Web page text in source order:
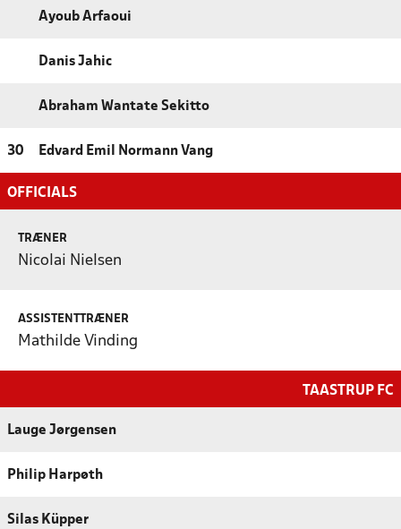
Ayoub Arfaoui
Danis Jahic
Abraham Wantate Sekitto
30 Edvard Emil Normann Vang
OFFICIALS
TRÆNER
Nicolai Nielsen
ASSISTENTTRÆNER
Mathilde Vinding
TAASTRUP FC
Lauge Jørgensen
Philip Harpøth
Silas Küpper